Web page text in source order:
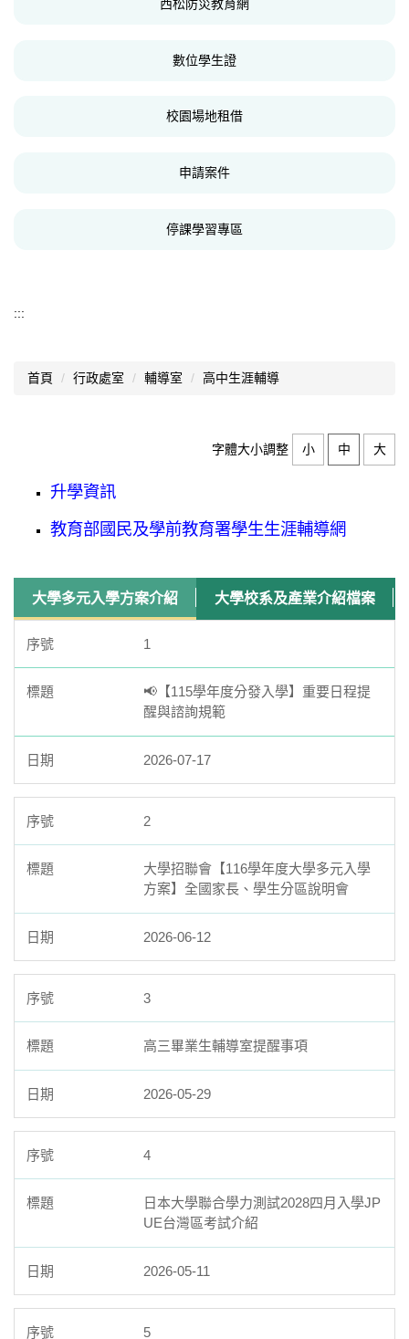
西松防災教育網
數位學生證
校園場地租借
申請案件
停課學習專區
:::
首頁 行政處室 輔導室 高中生涯輔導
字體大小調整 小 中 大
升學資訊
教育部國民及學前教育署學生生涯輔導網
大學多元入學方案介紹 大學校系及產業介紹檔案
1
📢【115學年度分發入學】重要日程提
醒與諮詢規範
2026-07-17
2
大學招聯會【116學年度大學多元入學
方案】全國家長、學生分區說明會
2026-06-12
3
高三畢業生輔導室提醒事項
2026-05-29
4
日本大學聯合學力測試2028四月入學JP
UE台灣區考試介紹
2026-05-11
5